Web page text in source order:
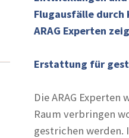
Flugausfälle durch
ARAG Experten
Erstattung für
Die ARAG
Raum verbringen
gestrichen werden.